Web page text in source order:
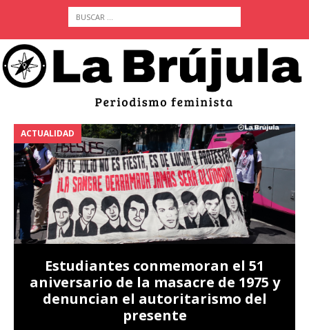
ACTUALIDAD
Estudiantes conmemoran el 51
aniversario de la masacre de 1975 y
denuncian el autoritarismo del
presente